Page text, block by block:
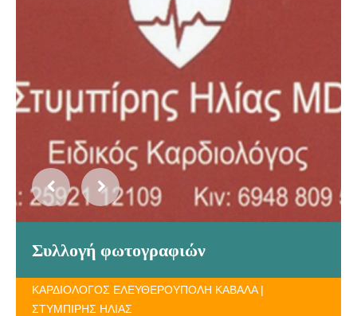
Συλλογή φωτογραφιών
ΚΑΡΔΙΟΛΟΓΟΣ ΕΛΕΥΘΕΡΟΥΠΟΛΗ ΚΑΒΑΛΑ |
ΣΤΥΜΠΙΡΗΣ ΗΛΙΑΣ